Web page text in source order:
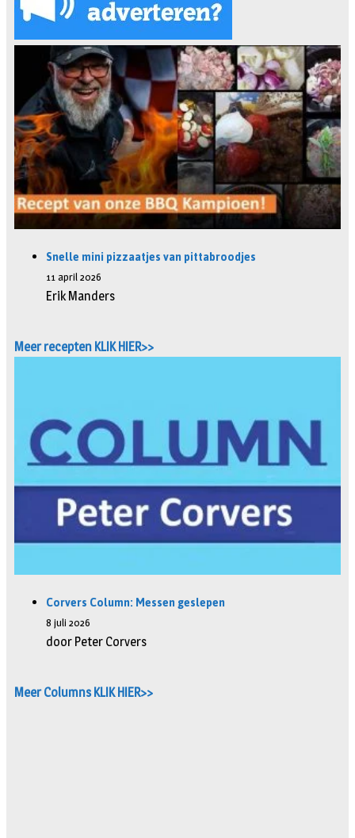
Snelle mini pizzaatjes van pittabroodjes
11 april 2026
Erik Manders
Meer recepten KLIK HIER>>
Corvers Column: Messen geslepen
8 juli 2026
door Peter Corvers
Meer Columns KLIK HIER>>